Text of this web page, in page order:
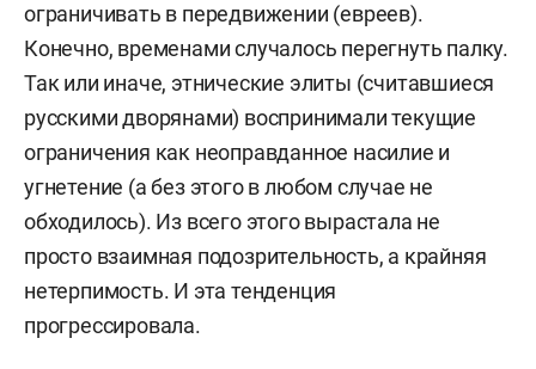
ограничивать в передвижении (евреев).
Конечно, временами случалось перегнуть палку.
Так или иначе, этнические элиты (считавшиеся
русскими дворянами) воспринимали текущие
ограничения как неоправданное насилие и
угнетение (а без этого в любом случае не
обходилось). Из всего этого вырастала не
просто взаимная подозрительность, а крайняя
нетерпимость. И эта тенденция
прогрессировала.